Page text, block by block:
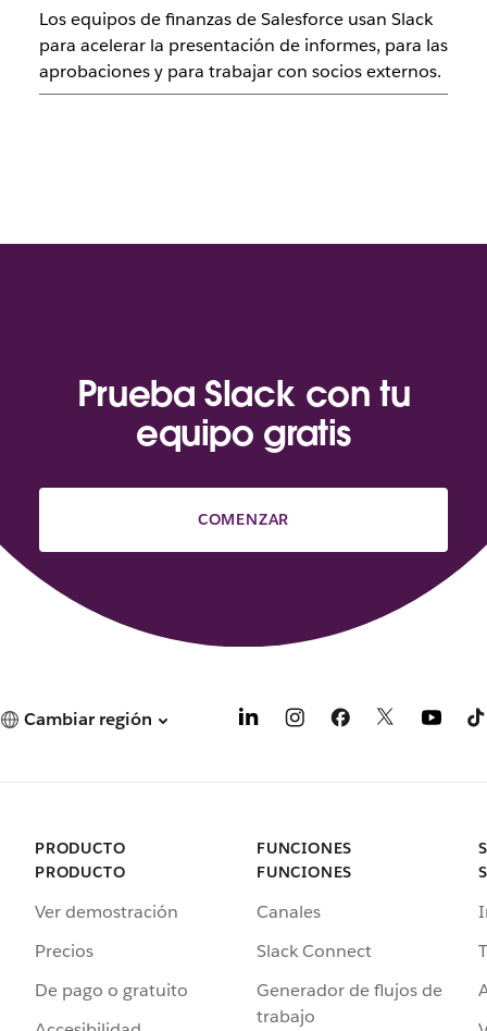
Los equipos de finanzas de Salesforce usan Slack
para acelerar la presentación de informes, para las
aprobaciones y para trabajar con socios externos.
Prueba Slack con tu
equipo gratis
COMENZAR
Cambiar región
PRODUCTO
PRODUCTO
Ver demostración
Precios
De pago o gratuito
FUNCIONES
FUNCIONES
Canales
Slack Connect
Generador de flujos de
trabajo